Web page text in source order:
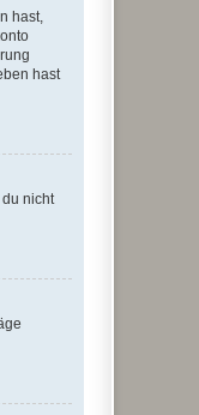
hast,
hast
nicht